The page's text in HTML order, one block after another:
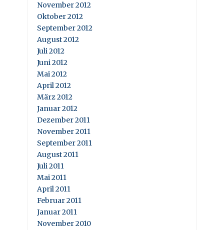
November 2012
Oktober 2012
September 2012
August 2012
Juli 2012
Juni 2012
Mai 2012
April 2012
März 2012
Januar 2012
Dezember 2011
November 2011
September 2011
August 2011
Juli 2011
Mai 2011
April 2011
Februar 2011
Januar 2011
November 2010